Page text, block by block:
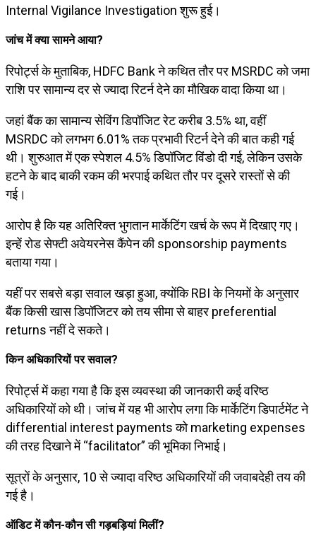
Internal Vigilance Investigation शुरू हुई।
जांच में क्या सामने आया?
रिपोर्ट्स के मुताबिक, HDFC Bank ने कथित तौर पर MSRDC को जमा
राशि पर सामान्य दर से ज्यादा रिटर्न देने का मौखिक वादा किया था।
जहां बैंक का सामान्य सेविंग डिपॉजिट रेट करीब 3.5% था, वहीं
MSRDC को लगभग 6.01% तक प्रभावी रिटर्न देने की बात कही गई
थी। शुरुआत में एक स्पेशल 4.5% डिपॉजिट विंडो दी गई, लेकिन उसके
हटने के बाद बाकी रकम की भरपाई कथित तौर पर दूसरे रास्तों से की
गई।
आरोप है कि यह अतिरिक्त भुगतान मार्केटिंग खर्च के रूप में दिखाए गए।
इन्हें रोड सेफ्टी अवेयरनेस कैंपेन की sponsorship payments
बताया गया।
यहीं पर सबसे बड़ा सवाल खड़ा हुआ, क्योंकि RBI के नियमों के अनुसार
बैंक किसी खास डिपॉजिटर को तय सीमा से बाहर preferential
returns नहीं दे सकते।
किन अधिकारियों पर सवाल?
रिपोर्ट्स में कहा गया है कि इस व्यवस्था की जानकारी कई वरिष्ठ
अधिकारियों को थी। जांच में यह भी आरोप लगा कि मार्केटिंग डिपार्टमेंट ने
differential interest payments को marketing expenses
की तरह दिखाने में “facilitator” की भूमिका निभाई।
सूत्रों के अनुसार, 10 से ज्यादा वरिष्ठ अधिकारियों की जवाबदेही तय की
गई है।
ऑडिट में कौन-कौन सी गड़बड़ियां मिलीं?